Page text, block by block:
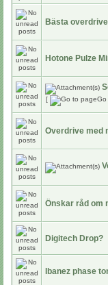
Bästa
Hotone Pulze
[ Go
Overdrive med
Önskar råd om
Digitech Drop?
Ibanez phase